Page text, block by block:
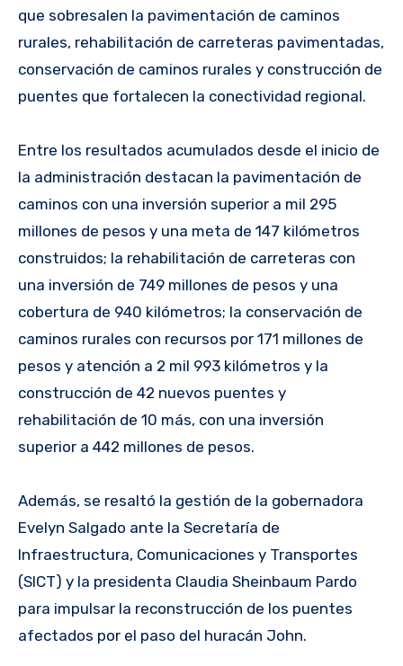
que sobresalen la pavimentación de caminos
rurales, rehabilitación de carreteras pavimentadas,
conservación de caminos rurales y construcción de
puentes que fortalecen la conectividad regional.
Entre los resultados acumulados desde el inicio de
la administración destacan la pavimentación de
caminos con una inversión superior a mil 295
millones de pesos y una meta de 147 kilómetros
construidos; la rehabilitación de carreteras con
una inversión de 749 millones de pesos y una
cobertura de 940 kilómetros; la conservación de
caminos rurales con recursos por 171 millones de
pesos y atención a 2 mil 993 kilómetros y la
construcción de 42 nuevos puentes y
rehabilitación de 10 más, con una inversión
superior a 442 millones de pesos.
Además, se resaltó la gestión de la gobernadora
Evelyn Salgado ante la Secretaría de
Infraestructura, Comunicaciones y Transportes
(SICT) y la presidenta Claudia Sheinbaum Pardo
para impulsar la reconstrucción de los puentes
afectados por el paso del huracán John.